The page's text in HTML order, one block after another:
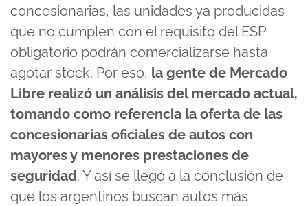
concesionarias, las unidades ya producidas
que no cumplen con el requisito del ESP
obligatorio podrán comercializarse hasta
agotar stock. Por eso, la gente de Mercado
Libre realizó un análisis del mercado actual,
tomando como referencia la oferta de las
concesionarias oficiales de autos con
mayores y menores prestaciones de
seguridad. Y así se llegó a la conclusión de
que los argentinos buscan autos más